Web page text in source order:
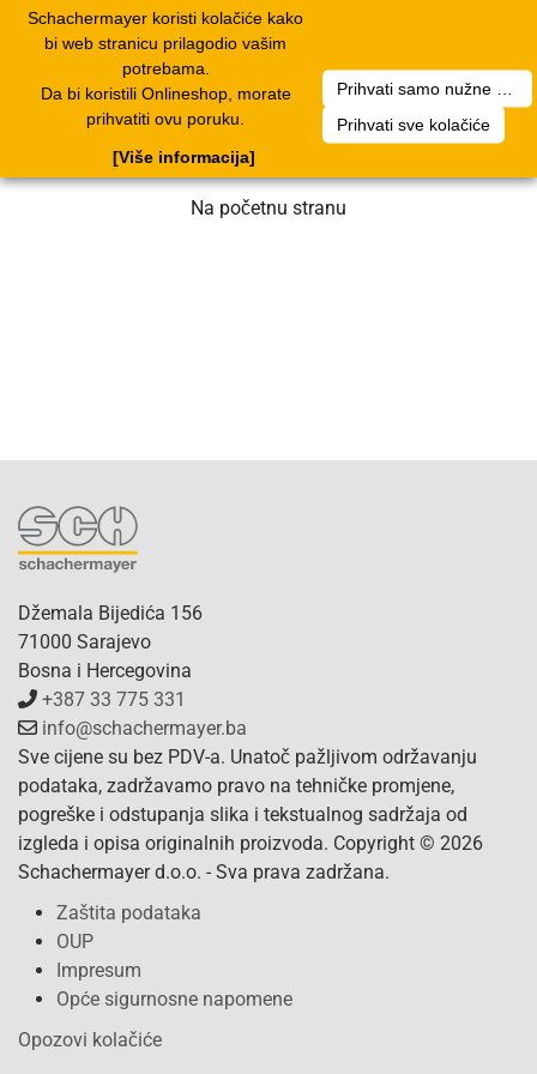
Schachermayer koristi kolačiće kako
bi web stranicu prilagodio vašim
potrebama.
Da bi koristili Onlineshop, morate
prihvatiti ovu poruku.
Prihvati sve kolačiće
[Više informacija]
Nažalost, došlo je do greške. Naš tim
radi na rješenju. Molimo za strpljenje.
Na početnu stranu
Džemala Bijedića 156
71000 Sarajevo
Bosna i Hercegovina
+387 33 775 331
info@schachermayer.ba
Sve cijene su bez PDV-a. Unatoč pažljivom održavanju
podataka, zadržavamo pravo na tehničke promjene,
pogreške i odstupanja slika i tekstualnog sadržaja od
izgleda i opisa originalnih proizvoda. Copyright © 2026
Schachermayer d.o.o. - Sva prava zadržana.
Zaštita podataka
OUP
Impresum
Opće sigurnosne napomene
Opozovi kolačiće